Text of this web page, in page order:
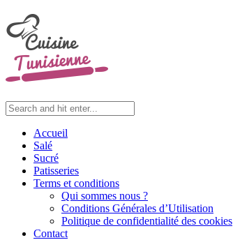
Accueil
Salé
Sucré
Patisseries
Terms et conditions
Qui sommes nous ?
Conditions Générales d’Utilisation
Politique de confidentialité des cookies
Contact